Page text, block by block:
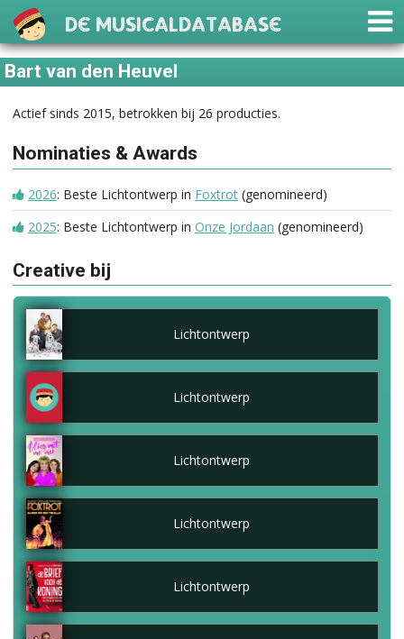
De Musicaldatabase
Bart van den Heuvel
Actief sinds 2015, betrokken bij 26 producties.
Nominaties & Awards
2026: Beste Lichtontwerp in Foxtrot (genomineerd)
2025: Beste Lichtontwerp in Onze Jordaan (genomineerd)
Creative bij
Lichtontwerp
Lichtontwerp
Lichtontwerp
Lichtontwerp
Lichtontwerp